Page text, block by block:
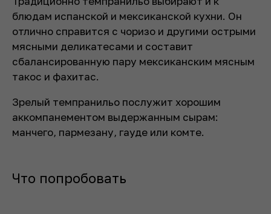
блюдам испанской и мексиканской кухни. Он
отлично справится с чоризо и другими острыми
мясными деликатесами и составит
сбалансированную пару мексиканским мясным
такос и фахитас.
Зрелый темпранильо послужит хорошим
аккомпанементом выдержанным сырам:
манчего, пармезану, гауде или комте.
Что попробовать